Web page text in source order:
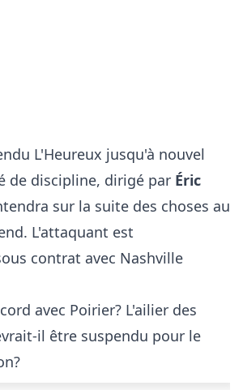
L'Heureux jusqu'à nouvel
de discipline, dirigé par Éric
sur la suite des choses au
L'attaquant est
contrat avec Nashville
avec Poirier? L'ailier des
il être suspendu pour le